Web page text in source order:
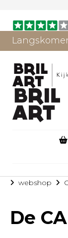
webshop
De